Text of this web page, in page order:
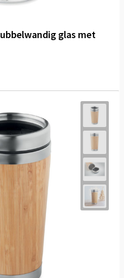
glas met